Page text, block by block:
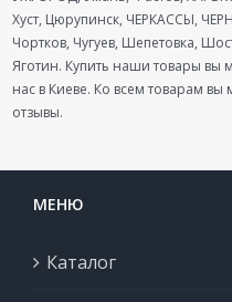
Хуст, Цюрупинск, ЧЕРКАССЫ,
Чортков, Чугуев, Шепетовка,
Яготин. Купить наши товары вы
нас в Киеве. Ко всем товарам вы
отзывы.
МЕНЮ
Каталог